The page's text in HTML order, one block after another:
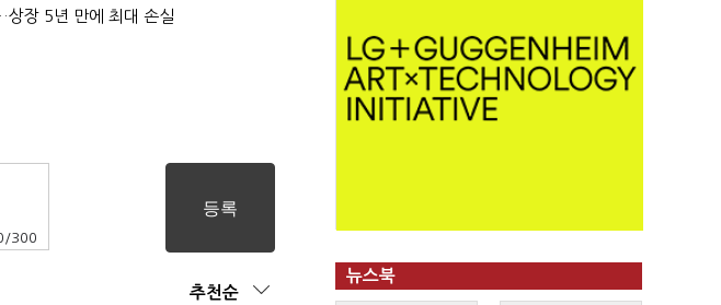
장 5년 만에 최대 손실
/300
추천순
뉴스북